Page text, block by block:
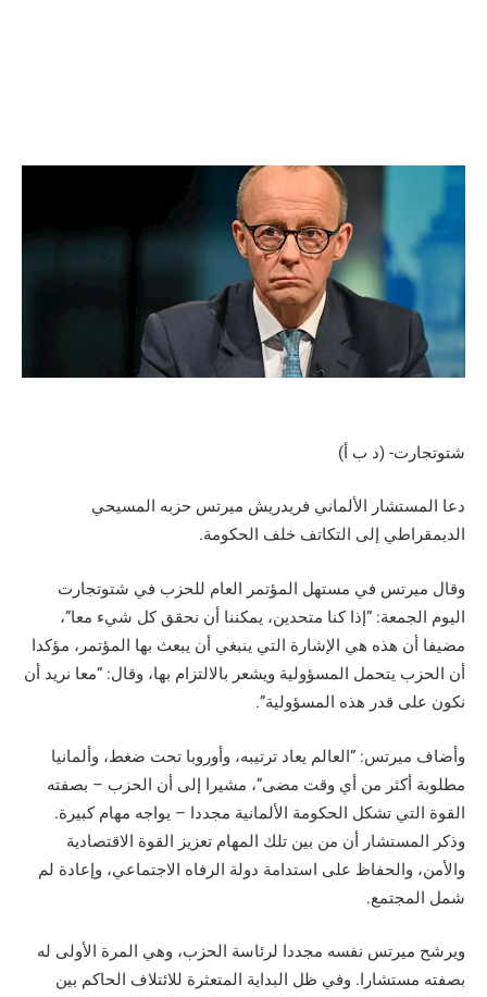
شتوتجارت- (د ب أ)
دعا المستشار الألماني فريدريش ميرتس حزبه المسيحي
الديمقراطي إلى التكاتف خلف الحكومة.
وقال ميرتس في مستهل المؤتمر العام للحزب في شتوتجارت
اليوم الجمعة: “إذا كنا متحدين، يمكننا أن نحقق كل شيء معا”،
مضيفا أن هذه هي الإشارة التي ينبغي أن يبعث بها المؤتمر، مؤكدا
أن الحزب يتحمل المسؤولية ويشعر بالالتزام بها، وقال: “معا نريد أن
نكون على قدر هذه المسؤولية”.
وأضاف ميرتس: “العالم يعاد ترتيبه، وأوروبا تحت ضغط، وألمانيا
مطلوبة أكثر من أي وقت مضى”، مشيرا إلى أن الحزب – بصفته
القوة التي تشكل الحكومة الألمانية مجددا – يواجه مهام كبيرة.
وذكر المستشار أن من بين تلك المهام تعزيز القوة الاقتصادية
والأمن، والحفاظ على استدامة دولة الرفاه الاجتماعي، وإعادة لم
شمل المجتمع.
ويرشح ميرتس نفسه مجددا لرئاسة الحزب، وهي المرة الأولى له
بصفته مستشارا. وفي ظل البداية المتعثرة للائتلاف الحاكم بين